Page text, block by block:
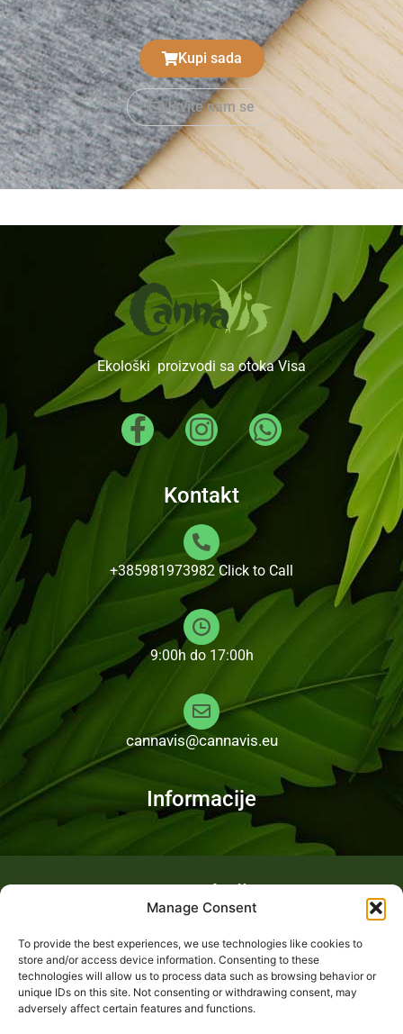
Manage Consent
To provide the best experiences, we use technologies like cookies to
store and/or access device information. Consenting to these
technologies will allow us to process data such as browsing behavior or
unique IDs on this site. Not consenting or withdrawing consent, may
adversely affect certain features and functions.
Kupi sada
Javite nam se
Ekološki proizvodi sa otoka Visa
Kontakt
+385981973982 Click to Call
9:00h do 17:00h
cannavis@cannavis.eu
Informacije
Fotogalerija